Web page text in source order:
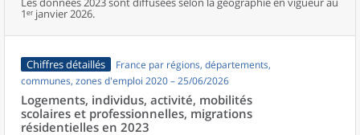
1ᵉʳ janvier 2026.
Chiffres détaillés
France par régions, départements,
communes, zones d'emploi 2020 – 25/06/2026
Logements, individus, activité, mobilités
scolaires et professionnelles, migrations
résidentielles en 2023